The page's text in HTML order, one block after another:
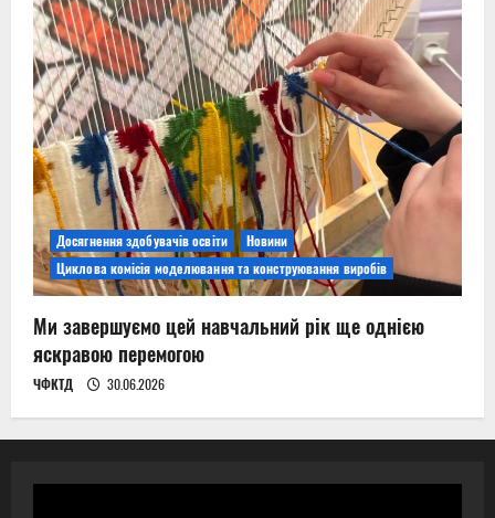
Досягнення здобувачів освіти
Новини
Циклова комісія моделювання та конструювання виробів
Ми завершуємо цей навчальний рік ще однією
яскравою перемогою
ЧФКТД 30.06.2026